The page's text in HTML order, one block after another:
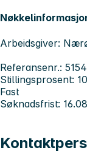
Arbeidsgiver:
Referansenr.:
Stillingsprosent:
Fast
Søknadsfrist: